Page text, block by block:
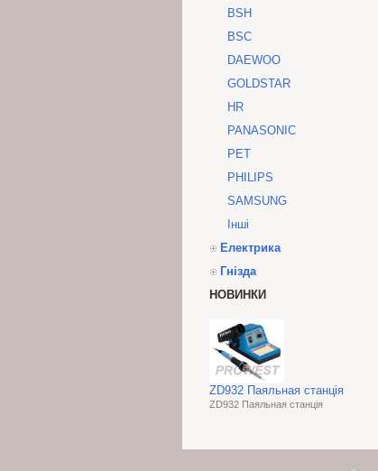
BSH
BSC
DAEWOO
GOLDSTAR
HR
PANASONIC
PET
PHILIPS
SAMSUNG
Інші
Електрика
Гнізда
НОВИНКИ
ZD932 Паяльная станція
ZD932 Паяльная станція